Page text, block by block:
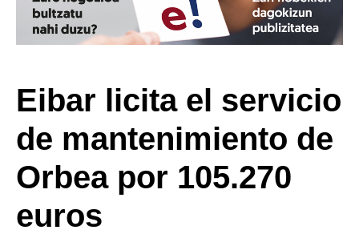
Eibar licita el servicio
de mantenimiento de
Orbea por 105.270
euros